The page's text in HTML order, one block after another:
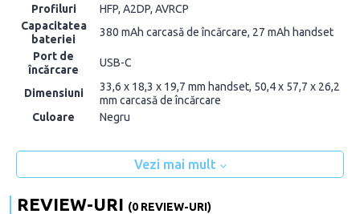
Profiluri
HFP, A2DP, AVRCP
Capacitatea
bateriei
380 mAh carcasă de încărcare, 27 mAh handset
Port de
încărcare
USB-C
Dimensiuni
33,6 x 18,3 x 19,7 mm handset, 50,4 x 57,7 x 26,2
mm carcasă de încărcare
Culoare
Negru
Vezi mai mult
REVIEW-URI (0 REVIEW-URI)